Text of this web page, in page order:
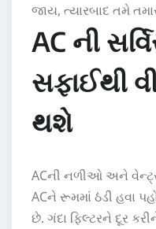
જાય, ત્યારબાદ તમે
AC ની
સફાઈથી
થશે
ACની નળીઓ અને
ACને રૂમમાં ઠંડી હવા
છે. ગંદા ફિલ્ટરને દૂર